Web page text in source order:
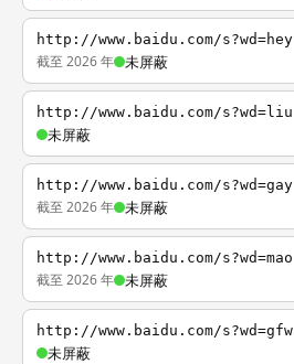
http://www.baidu.com/s?wd=hey
截至 2026 年 未屏蔽
http://www.baidu.com/s?wd=liu
未屏蔽
http://www.baidu.com/s?wd=gay
截至 2026 年 未屏蔽
http://www.baidu.com/s?wd=mao
截至 2026 年 未屏蔽
http://www.baidu.com/s?wd=gfw
未屏蔽